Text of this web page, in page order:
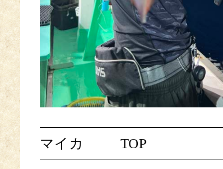
マイカ TOP